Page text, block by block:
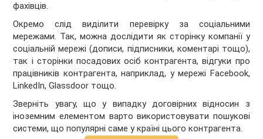
фахівців.
Окремо слід виділити перевірку за соціальними
мережами. Так, можна дослідити як сторінку компанії у
соціальній мережі (дописи, підписники, коментарі тощо),
так і сторінки посадових осіб контрагента, відгуки про
працівників контрагента, наприклад, у мережі Facebook,
LinkedIn, Glassdoor тощо.
Зверніть увагу, що у випадку договірних відносин з
іноземним елементом варто використовувати пошукові
системи, що популярні саме у країні цього контрагента.